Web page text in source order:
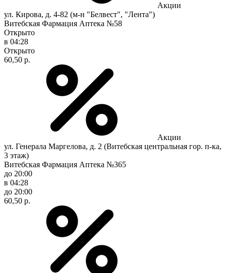
Акции
ул. Кирова, д. 4-82 (м-н "Белвест", "Лента")
Витебская Фармация Аптека №58
Открыто
в 04:28
Открыто
60,50 р.
Акции
ул. Генерала Маргелова, д. 2 (Витебская центральная гор. п-ка,
3 этаж)
Витебская Фармация Аптека №365
до 20:00
в 04:28
до 20:00
60,50 р.